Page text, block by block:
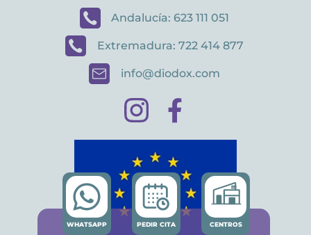
WHATSAPP PEDIR CITA CENTROS
Andalucía: 623 111 051
Extremadura: 722 414 877
info@diodox.com